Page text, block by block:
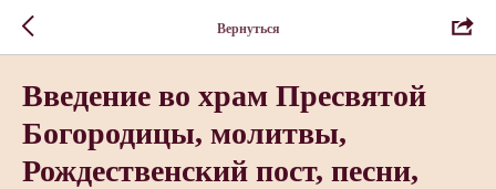
Вернуться
Введение во храм Пресвятой
Богородицы, молитвы,
Рождественский пост, песни,